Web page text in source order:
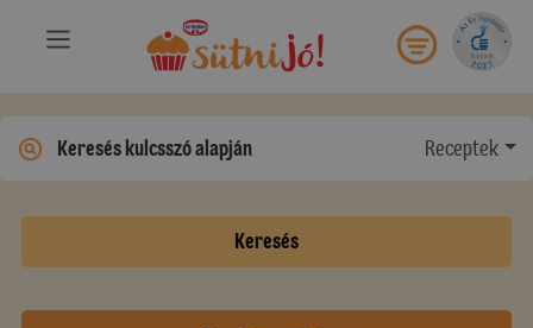
Receptek
Keresés